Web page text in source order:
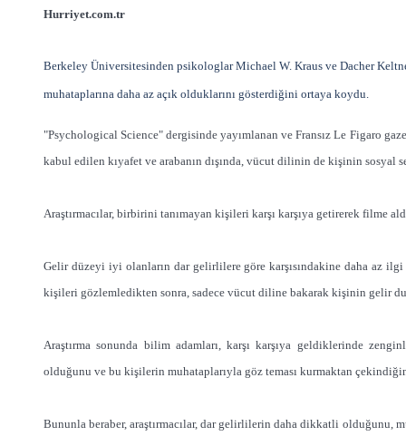
Hurriyet.com.tr
Berkeley Üniversitesinden psikologlar Michael W. Kraus ve Dacher
muhataplarına daha az açık olduklarını gösterdiğini ortaya koydu.
"Psychological Science" dergisinde yayımlanan ve Fransız Le Figaro
kabul edilen kıyafet ve arabanın dışında, vücut dilinin de kişinin sosyal
Araştırmacılar, birbirini tanımayan kişileri karşı karşıya getirerek filme
Gelir düzeyi iyi olanların dar gelirlilere göre karşısındakine daha az
kişileri gözlemledikten sonra, sadece vücut diline bakarak kişinin gelir
Araştırma sonunda bilim adamları, karşı karşıya geldiklerinde
olduğunu ve bu kişilerin muhataplarıyla göz teması kurmaktan
Bununla beraber, araştırmacılar, dar gelirlilerin daha dikkatli olduğunu,